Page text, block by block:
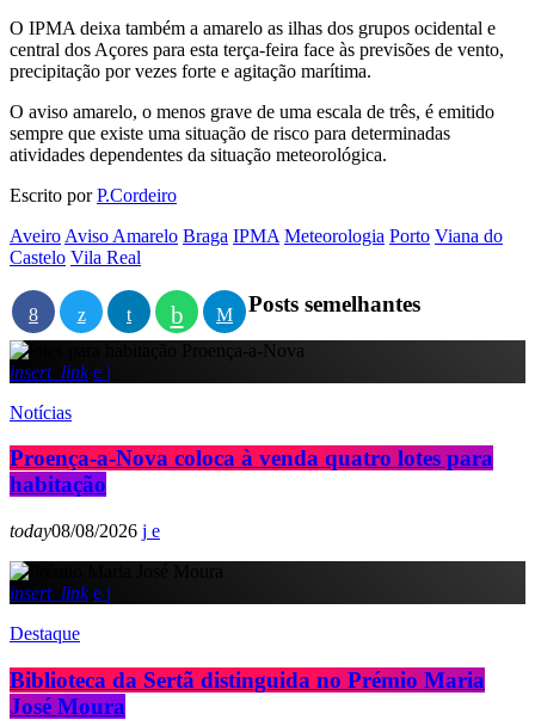
O IPMA deixa também a amarelo as ilhas dos grupos ocidental e
central dos Açores para esta terça-feira face às previsões de vento,
precipitação por vezes forte e agitação marítima.
O aviso amarelo, o menos grave de uma escala de três, é emitido
sempre que existe uma situação de risco para determinadas
atividades dependentes da situação meteorológica.
Escrito porP.Cordeiro
Aveiro Aviso Amarelo Braga IPMA Meteorologia Porto Viana do
Castelo Vila Real
Posts semelhantes
insert_link
Notícias
Proença-a-Nova coloca à venda quatro lotes para
habitação
today08/08/2026
insert_link
Destaque
Biblioteca da Sertã distinguida no Prémio Maria
José Moura